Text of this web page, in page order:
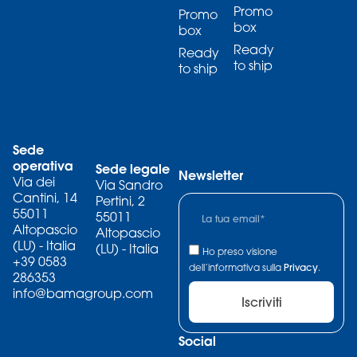
Promo
box
Ready
to ship
Promo
box
Ready
to ship
Sede
operativa
Via dei
Cantini, 14
55011
Altopascio
(LU) - Italia
+39 0583
286353
info@bamagroup.com
Sede legale
Via Sandro
Pertini, 2
55011
Altopascio
(LU) - Italia
Newsletter
Ho preso visione
dell’informativa sulla Privacy.
Iscriviti
Social